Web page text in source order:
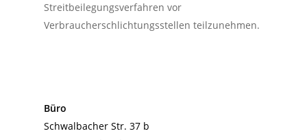
Streitbeilegungsverfahren vor
Verbraucherschlichtungsstellen teilzunehmen.
Büro
Schwalbacher Str. 37 b
Strandkörbe